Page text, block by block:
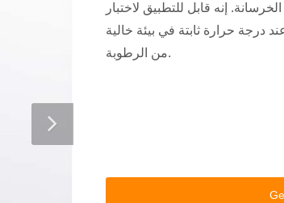
إنه قابل للتطبيق لاختبار
حرارة ثابتة في بيئة خالية
من الرطوبة.